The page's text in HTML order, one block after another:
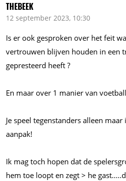
THEBEEK
12 september 2023, 10:30
Is er ook gesproken over het feit
vertrouwen blijven houden in een
gepresteerd heeft ?
En maar over 1 manier van
Je speel tegenstanders alleen
aanpak!
Ik mag toch hopen dat de
hem toe loopt en zegt > he